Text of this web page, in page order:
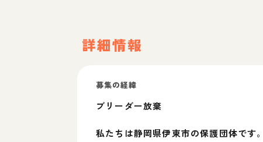
詳細情報
募集の経緯
ブリーダー放棄
私たちは静岡県伊東市の保護団体です。